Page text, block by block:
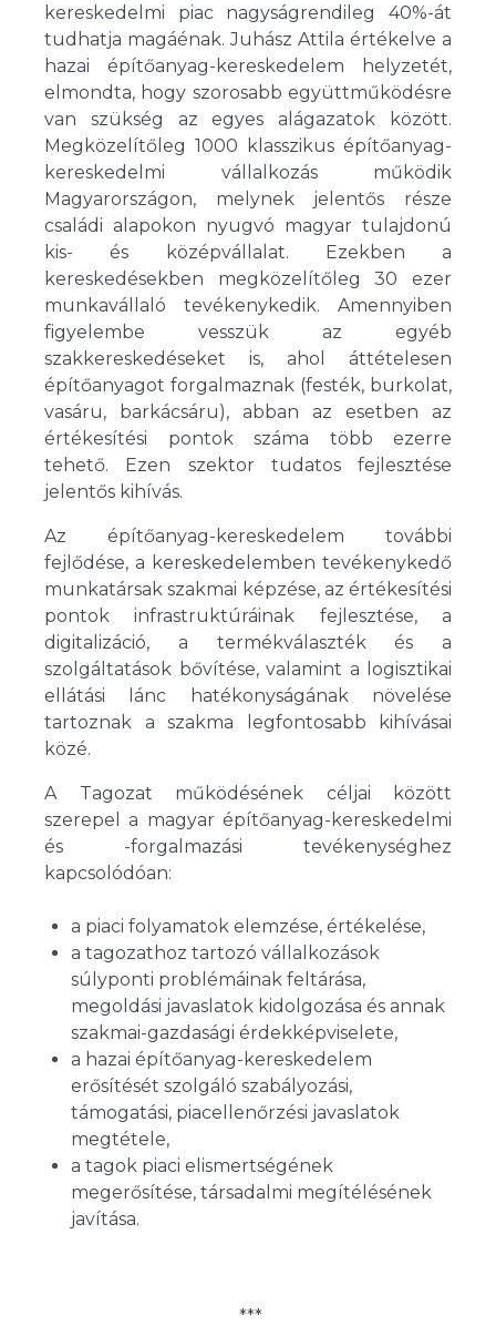
kereskedelmi piac nagyságrendileg 40%-át
tudhatja magáénak. Juhász Attila értékelve a
hazai építőanyag-kereskedelem helyzetét,
elmondta, hogy szorosabb együttműködésre
van szükség az egyes alágazatok között.
Megközelítőleg 1000 klasszikus építőanyag-
kereskedelmi vállalkozás működik
Magyarországon, melynek jelentős része
családi alapokon nyugvó magyar tulajdonú
kis- és középvállalat. Ezekben a
kereskedésekben megközelítőleg 30 ezer
munkavállaló tevékenykedik. Amennyiben
figyelembe vesszük az egyéb
szakkereskedéseket is, ahol áttételesen
építőanyagot forgalmaznak (festék, burkolat,
vasáru, barkácsáru), abban az esetben az
értékesítési pontok száma több ezerre
tehető. Ezen szektor tudatos fejlesztése
jelentős kihívás.
Az építőanyag-kereskedelem további
fejlődése, a kereskedelemben tevékenykedő
munkatársak szakmai képzése, az értékesítési
pontok infrastruktúráinak fejlesztése, a
digitalizáció, a termékválaszték és a
szolgáltatások bővítése, valamint a logisztikai
ellátási lánc hatékonyságának növelése
tartoznak a szakma legfontosabb kihívásai
közé.
A Tagozat működésének céljai között
szerepel a magyar építőanyag-kereskedelmi
és -forgalmazási tevékenységhez
kapcsolódóan:
a piaci folyamatok elemzése, értékelése,
a tagozathoz tartozó vállalkozások
súlyponti problémáinak feltárása,
megoldási javaslatok kidolgozása és annak
szakmai-gazdasági érdekképviselete,
a hazai építőanyag-kereskedelem
erősítését szolgáló szabályozási,
támogatási, piacellenőrzési javaslatok
megtétele,
a tagok piaci elismertségének
megerősítése, társadalmi megítélésének
javítása.
***